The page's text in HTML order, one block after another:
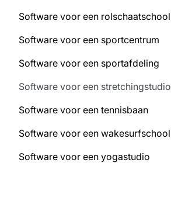
Software voor een rolschaatschool
Software voor een sportcentrum
Software voor een sportafdeling
Software voor een stretchingstudio
Software voor een tennisbaan
Software voor een wakesurfschool
Software voor een yogastudio